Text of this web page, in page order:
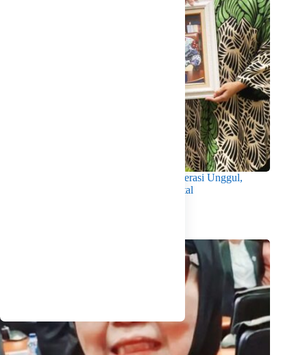
Wabup Intan Dorong Mahasiswa Jadi Generasi Unggul,
Berkarakter dan Sadar Hukum di Era Digital